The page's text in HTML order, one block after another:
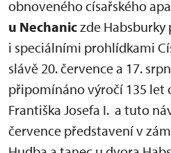
obnoveného císařského
u Nechaniczde
i speciálními prohlídkami
slávě 20. července a 17.
připomínáno výročí 135 let
Františka Josefa I. a tuto
července představení v